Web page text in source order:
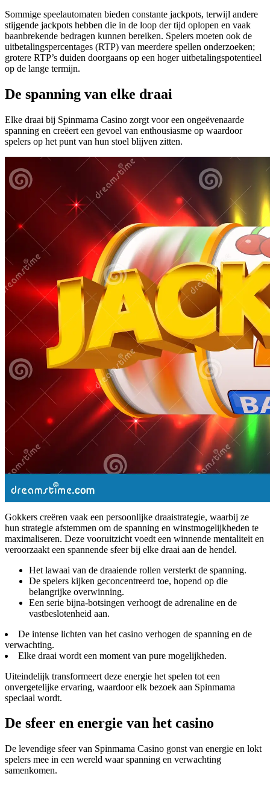
Sommige speelautomaten bieden constante jackpots, terwijl andere
stijgende jackpots hebben die in de loop der tijd oplopen en vaak
baanbrekende bedragen kunnen bereiken. Spelers moeten ook de
uitbetalingspercentages (RTP) van meerdere spellen onderzoeken;
grotere RTP’s duiden doorgaans op een hoger uitbetalingspotentieel
op de lange termijn.
De spanning van elke draai
Elke draai bij Spinmama Casino zorgt voor een ongeëvenaarde
spanning en creëert een gevoel van enthousiasme op waardoor
spelers op het punt van hun stoel blijven zitten.
Gokkers creëren vaak een persoonlijke draaistrategie, waarbij ze
hun strategie afstemmen om de spanning en winstmogelijkheden te
maximaliseren. Deze vooruitzicht voedt een winnende mentaliteit en
veroorzaakt een spannende sfeer bij elke draai aan de hendel.
Het lawaai van de draaiende rollen versterkt de spanning.
De spelers kijken geconcentreerd toe, hopend op die
belangrijke overwinning.
Een serie bijna-botsingen verhoogt de adrenaline en de
vastbeslotenheid aan.
De intense lichten van het casino verhogen de spanning en de
verwachting.
Elke draai wordt een moment van pure mogelijkheden.
Uiteindelijk transformeert deze energie het spelen tot een
onvergetelijke ervaring, waardoor elk bezoek aan Spinmama
speciaal wordt.
De sfeer en energie van het casino
De levendige sfeer van Spinmama Casino gonst van energie en lokt
spelers mee in een wereld waar spanning en verwachting
samenkomen.